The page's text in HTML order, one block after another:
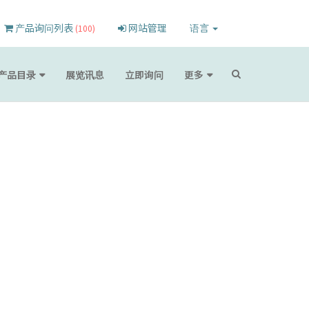
产品询问列表 (100) 网站管理 语言
品目录 展览讯息 立即询问 更多